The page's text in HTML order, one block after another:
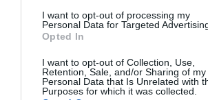
I want to opt-out of processing my
Personal Data for Targeted
Opted In
I want to opt-out of Collection, Use,
Retention, Sale, and/or Sharing of my
Personal Data that Is Unrelated with
Purposes for which it was collected.
SI QUIERES SABER MÁS